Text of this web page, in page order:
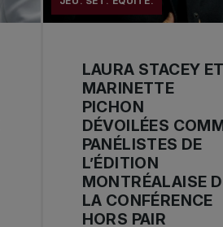
LAURA STACEY
MARINETTE
PICHON
DÉVOILÉES
PANÉLISTES DE
L’ÉDITION
MONTRÉALAISE
LA CONFÉRENCE
HORS PAIR